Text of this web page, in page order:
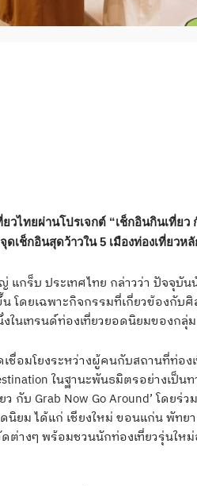
วไทยผ่านโปรเจกต์ “เช็กอินกินเที่ย
เช็กอินสุดว้าวใน 5 เมืองท่องเที่ยวหลั
กร็บ ประเทศไทย กล่าวว่า ปัจจุบัน
ดยเฉพาะกิจกรรมที่เกี่ยวข้องกับ
นเทรนด์ท่องเที่ยวยอดนิยมของกลุ่ม
เชื่อมโยงระหว่างผู้คนกับสถานที่ท่อ
ในฐานะพันธมิตรอย่างเป็น
ว กับ Grab Now Go Around’ โดย
ยม ได้แก่ เชียงใหม่ ขอนแก่น พัทย
ต่างๆ พร้อมชวนนักท่องเที่ยวรุ่นใ